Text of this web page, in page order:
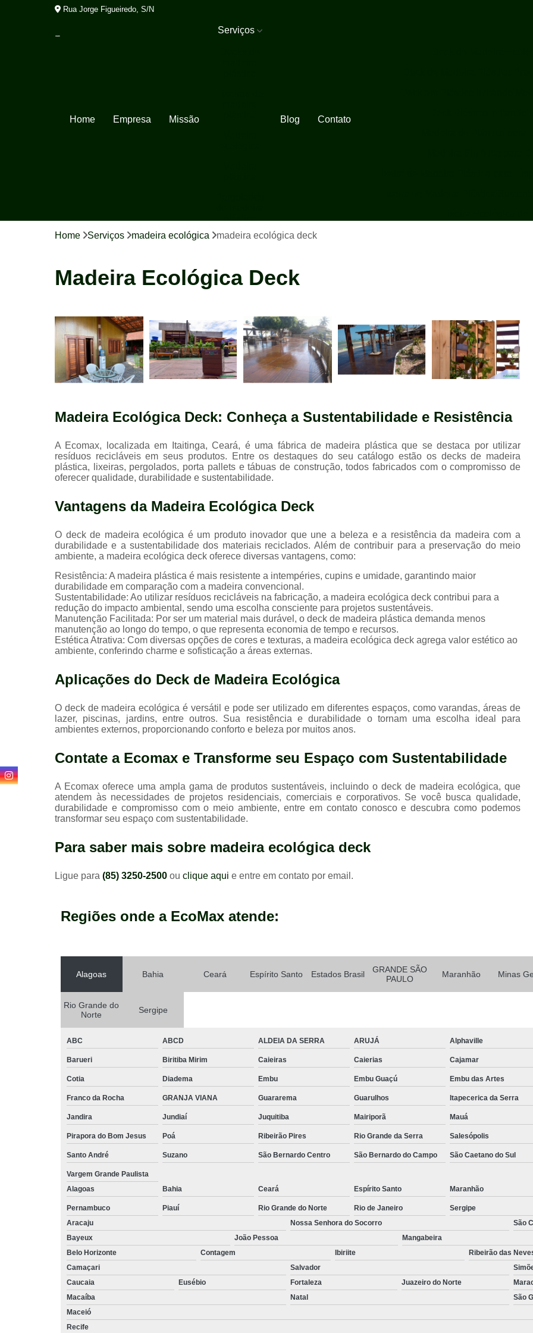
Rua Jorge Figueiredo, S/N
Home Empresa Missão
Serviços
plástica
Porta pallet
madeira
construção
Blog Contato
Madeira Ecológica para Deck
Madeira Ecológica para Fachada
Madeira Ecológica Sustentável
Madeira Plástica Ecológica
Madeira Plástica Ambiental
Madeira Plástica Lastro para
Madeira Plástica para
Pergolado de
Pergolado de Madeira Plástica Preço
Pergolado em Madeira
Pergolado Madeira Plástica
Porta Pallet para
Tábua de Madeira Plástica Construção
Tábua de Madeira Plástica para Obra
Tábua em Madeira Plástica para
Home Serviços madeira ecológica madeira ecológica deck
Madeira Ecológica Deck
Madeira Ecológica Deck: Conheça a Sustentabilidade e Resistência
A Ecomax, localizada em Itaitinga, Ceará, é uma fábrica de madeira plástica que se destaca por utilizar
resíduos recicláveis em seus produtos. Entre os destaques do seu catálogo estão os decks de madeira
plástica, lixeiras, pergolados, porta pallets e tábuas de construção, todos fabricados com o compromisso de
oferecer qualidade, durabilidade e sustentabilidade.
Vantagens da Madeira Ecológica Deck
O deck de madeira ecológica é um produto inovador que une a beleza e a resistência da madeira com a
durabilidade e a sustentabilidade dos materiais reciclados. Além de contribuir para a preservação do meio
ambiente, a madeira ecológica deck oferece diversas vantagens, como:
Resistência: A madeira plástica é mais resistente a intempéries, cupins e umidade, garantindo maior
durabilidade em comparação com a madeira convencional.
Sustentabilidade: Ao utilizar resíduos recicláveis na fabricação, a madeira ecológica deck contribui para a
redução do impacto ambiental, sendo uma escolha consciente para projetos sustentáveis.
Manutenção Facilitada: Por ser um material mais durável, o deck de madeira plástica demanda menos
manutenção ao longo do tempo, o que representa economia de tempo e recursos.
Estética Atrativa: Com diversas opções de cores e texturas, a madeira ecológica deck agrega valor estético ao
ambiente, conferindo charme e sofisticação a áreas externas.
Aplicações do Deck de Madeira Ecológica
O deck de madeira ecológica é versátil e pode ser utilizado em diferentes espaços, como varandas, áreas de
lazer, piscinas, jardins, entre outros. Sua resistência e durabilidade o tornam uma escolha ideal para
ambientes externos, proporcionando conforto e beleza por muitos anos.
Contate a Ecomax e Transforme seu Espaço com Sustentabilidade
A Ecomax oferece uma ampla gama de produtos sustentáveis, incluindo o deck de madeira ecológica, que
atendem às necessidades de projetos residenciais, comerciais e corporativos. Se você busca qualidade,
durabilidade e compromisso com o meio ambiente, entre em contato conosco e descubra como podemos
transformar seu espaço com sustentabilidade.
Para saber mais sobre madeira ecológica deck
Ligue para (85) 3250-2500 ou clique aqui e entre em contato por email.
Regiões onde a EcoMax atende:
Alagoas Bahia Ceará Espírito Santo Estados Brasil
GRANDE SÃO
PAULO
Maranhão Minas
Rio Grande do
Norte
Sergipe
ABC ABCD ALDEIA DA SERRA ARUJÁ Alphaville
Barueri Biritiba Mirim Caieiras Caierias Cajamar
Cotia Diadema Embu Embu Guaçú Embu das Artes
Franco da Rocha GRANJA VIANA Guararema Guarulhos Itapecerica da Serra
Jandira Jundiaí Juquitiba Mairiporã Mauá
Pirapora do Bom Jesus Poá Ribeirão Pires Rio Grande da Serra Salesópolis
Santo André Suzano São Bernardo Centro São Bernardo do Campo São Caetano do Sul
Vargem Grande Paulista
Alagoas
Bahia Ceará Espírito Santo Maranhão
Pernambuco Piauí Rio Grande do Norte Rio de Janeiro Sergipe
Aracaju
Nossa Senhora do Socorro
São
Bayeux
João Pessoa Mangabeira
Belo Horizonte
Contagem Ibiriite Ribeirão das
Camaçari
Salvador
Caucaia
Eusébio Fortaleza Juazeiro do Norte
Macaíba
Natal
São
Maceió
Recife